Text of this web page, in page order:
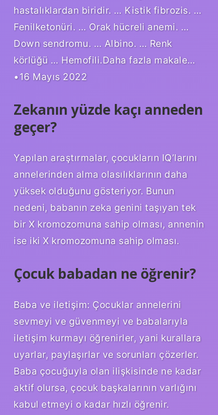
hastalıklardan biridir. … Kistik fibrozis. …
Fenilketonüri. … Orak hücreli anemi. …
Down sendromu. … Albino. … Renk
körlüğü … Hemofili.Daha fazla makale…
•16 Mayıs 2022
Zekanın yüzde kaçı anneden
geçer?
Yapılan araştırmalar, çocukların IQ’larını
annelerinden alma olasılıklarının daha
yüksek olduğunu gösteriyor. Bunun
nedeni, babanın zeka genini taşıyan tek
bir X kromozomuna sahip olması, annenin
ise iki X kromozomuna sahip olması.
Çocuk babadan ne öğrenir?
Baba ve iletişim: Çocuklar annelerini
sevmeyi ve güvenmeyi ve babalarıyla
iletişim kurmayı öğrenirler, yani kurallara
uyarlar, paylaşırlar ve sorunları çözerler.
Baba çocuğuyla olan ilişkisinde ne kadar
aktif olursa, çocuk başkalarının varlığını
kabul etmeyi o kadar hızlı öğrenir.